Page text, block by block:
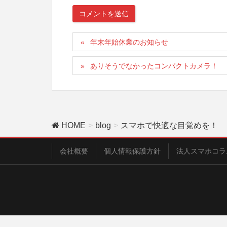
年末年始休業のお知らせ
ありそうでなかったコンパクトカメラ！
HOME blog スマホで快適な目覚めを！
会社概要 個人情報保護方針 法人スマホコラ